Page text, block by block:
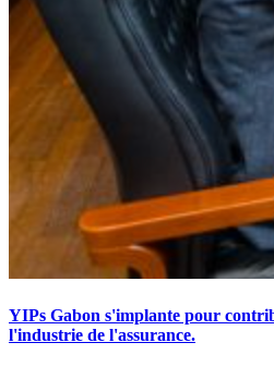
YIPs Gabon s'implante pour
l'industrie de l'assurance.